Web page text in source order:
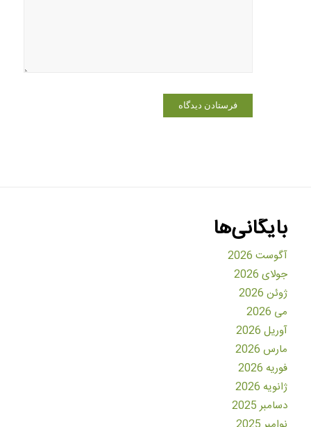
بایگانی‌ها
آگوست 2026
جولای 2026
ژوئن 2026
می 2026
آوریل 2026
مارس 2026
فوریه 2026
ژانویه 2026
دسامبر 2025